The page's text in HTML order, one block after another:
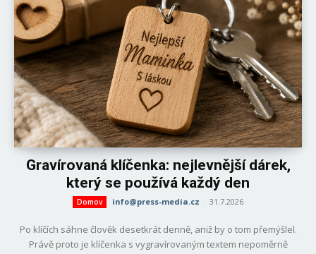
Gravírovaná klíčenka: nejlevnější dárek,
který se používá každý den
Domov info@press-media.cz - 31.7.2026
Po klíčích sáhne člověk desetkrát denně, aniž by o tom přemýšlel.
Právě proto je klíčenka s vygravírovaným textem nepoměrně